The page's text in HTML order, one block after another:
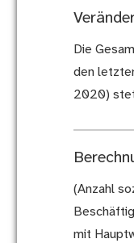
Die
den
2020)
(Anzahl
mit